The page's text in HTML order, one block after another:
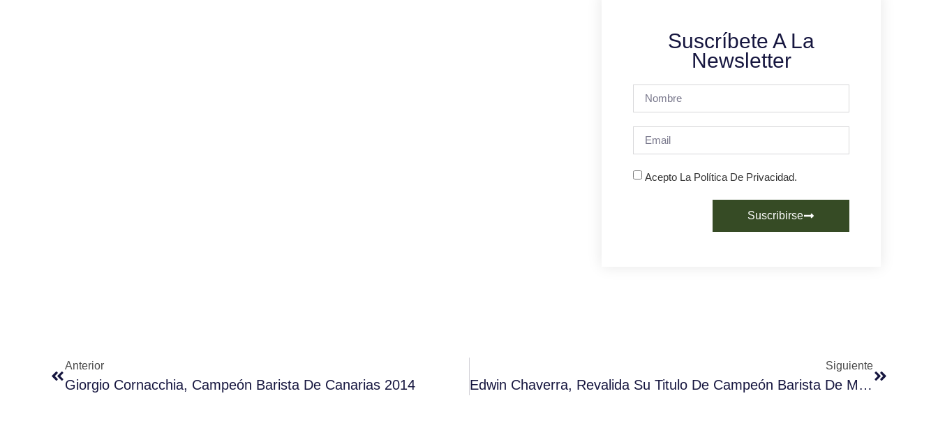
Suscríbete A La
Newsletter
Acepto La Política De Privacidad.
Suscribirse
Anterior
Giorgio Cornacchia, Campeón Barista De Canarias 2014
Siguiente
Edwin Chaverra, Revalida Su Titulo De Campeón Barista De Murcia